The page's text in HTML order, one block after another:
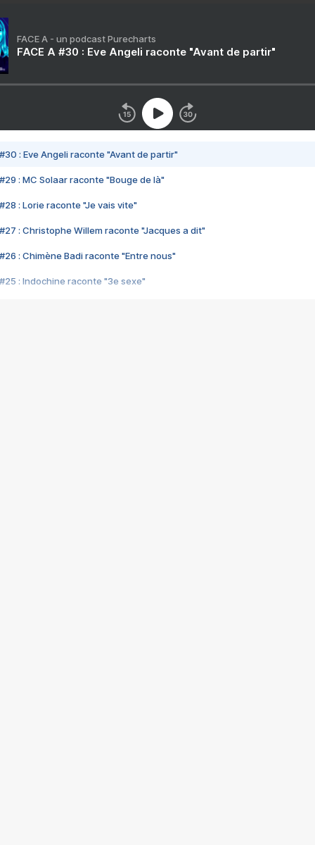
FACE A - un podcast Purecharts
FACE A #30 : Eve Angeli raconte "Avant de partir"
#30 : Eve Angeli raconte "Avant de partir"
#29 : MC Solaar raconte "Bouge de là"
#28 : Lorie raconte "Je vais vite"
#27 : Christophe Willem raconte "Jacques a dit"
#26 : Chimène Badi raconte "Entre nous"
#25 : Indochine raconte "3e sexe"